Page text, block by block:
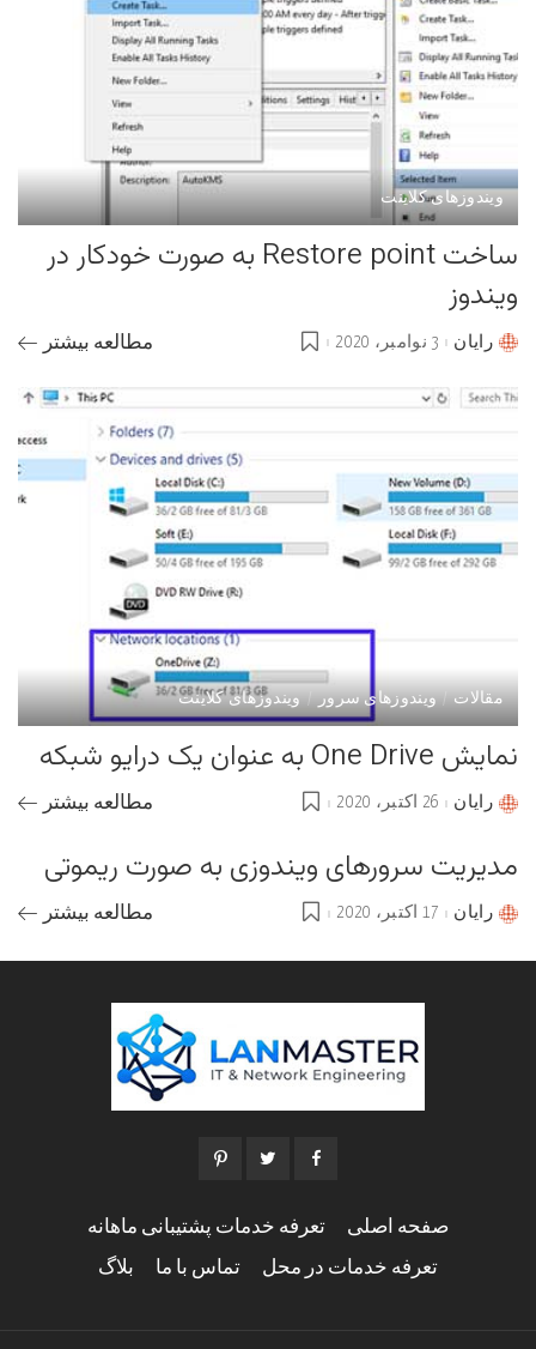
ویندوزهای کلاینت
ساخت Restore point به صورت خودکار در
ویندوز
Postedرایان 3 نوامبر، 2020 مطالعه بیشتر
مقالات ویندوزهای سرور ویندوزهای کلاینت
نمایش One Drive به عنوان یک درایو شبکه
Postedرایان 26 اکتبر، 2020 مطالعه بیشتر
مدیریت سرورهای ویندوزی به صورت ریموتی
Postedرایان 17 اکتبر، 2020 مطالعه بیشتر
صفحه اصلی تعرفه خدمات پشتیبانی ماهانه
تعرفه خدمات در محل تماس با ما بلاگ